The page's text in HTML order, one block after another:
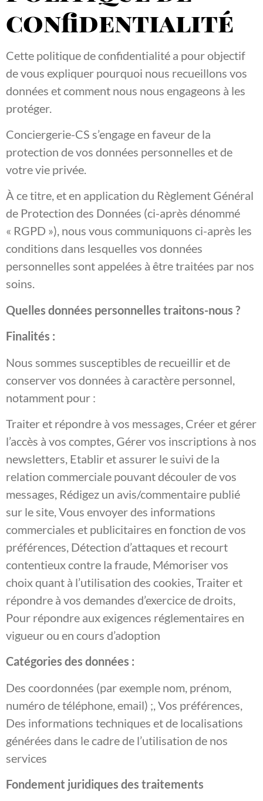
confidentialité
Cette politique de confidentialité a pour objectif
de vous expliquer pourquoi nous recueillons vos
données et comment nous nous engageons à les
protéger.
Conciergerie-CS s’engage en faveur de la
protection de vos données personnelles et de
votre vie privée.
À ce titre, et en application du Règlement Général
de Protection des Données (ci-après dénommé
« RGPD »), nous vous communiquons ci-après les
conditions dans lesquelles vos données
personnelles sont appelées à être traitées par nos
soins.
Quelles données personnelles traitons-nous ?
Finalités :
Nous sommes susceptibles de recueillir et de
conserver vos données à caractère personnel,
notamment pour :
Traiter et répondre à vos messages, Créer et gérer
l’accès à vos comptes, Gérer vos inscriptions à nos
newsletters, Etablir et assurer le suivi de la
relation commerciale pouvant découler de vos
messages, Rédigez un avis/commentaire publié
sur le site, Vous envoyer des informations
commerciales et publicitaires en fonction de vos
préférences, Détection d’attaques et recourt
contentieux contre la fraude, Mémoriser vos
choix quant à l’utilisation des cookies, Traiter et
répondre à vos demandes d’exercice de droits,
Pour répondre aux exigences réglementaires en
vigueur ou en cours d’adoption
Catégories des données :
Des coordonnées (par exemple nom, prénom,
numéro de téléphone, email) ;, Vos préférences,
Des informations techniques et de localisations
générées dans le cadre de l’utilisation de nos
services
Fondement juridiques des traitements